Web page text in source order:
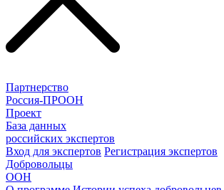
Партнерство
Россия-ПРООН
Проект
База данных
российских экспертов
Вход для экспертов Регистрация экспертов
Добровольцы
ООН